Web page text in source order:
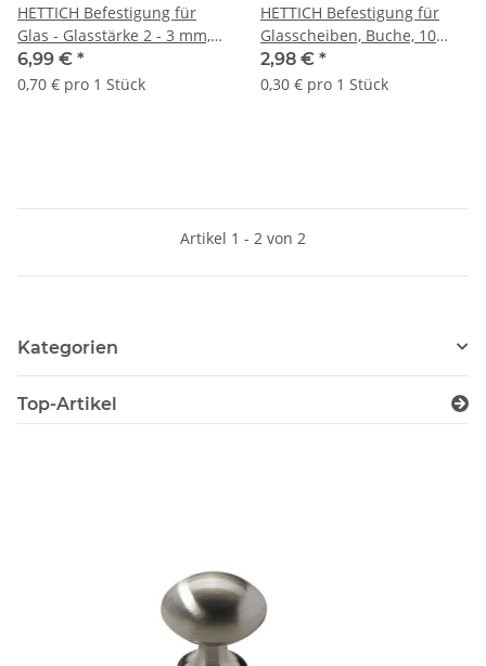
HETTICH Befestigung für
Glas - Glasstärke 2 - 3 mm,
braun, 10 Stück
6,99 € *
0,70 € pro 1 Stück
HETTICH Befestigung für
Glasscheiben, Buche, 10
Stück
2,98 € *
0,30 € pro 1 Stück
Artikel 1 - 2 von 2
Kategorien
Top-Artikel